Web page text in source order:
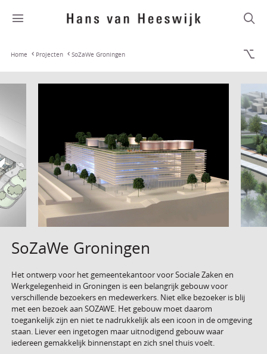
Home Projecten SoZaWe Groningen
SoZaWe Groningen
Het ontwerp voor het gemeentekantoor voor Sociale Zaken en
Werkgelegenheid in Groningen is een belangrijk gebouw voor
verschillende bezoekers en medewerkers. Niet elke bezoeker is blij
met een bezoek aan SOZAWE. Het gebouw moet daarom
toegankelijk zijn en niet te nadrukkelijk als een icoon in de omgeving
staan. Liever een ingetogen maar uitnodigend gebouw waar
iedereen gemakkelijk binnenstapt en zich snel thuis voelt.